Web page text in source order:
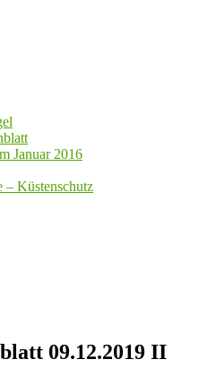
Januar 2016
– Küstenschutz
09.12.2019 II